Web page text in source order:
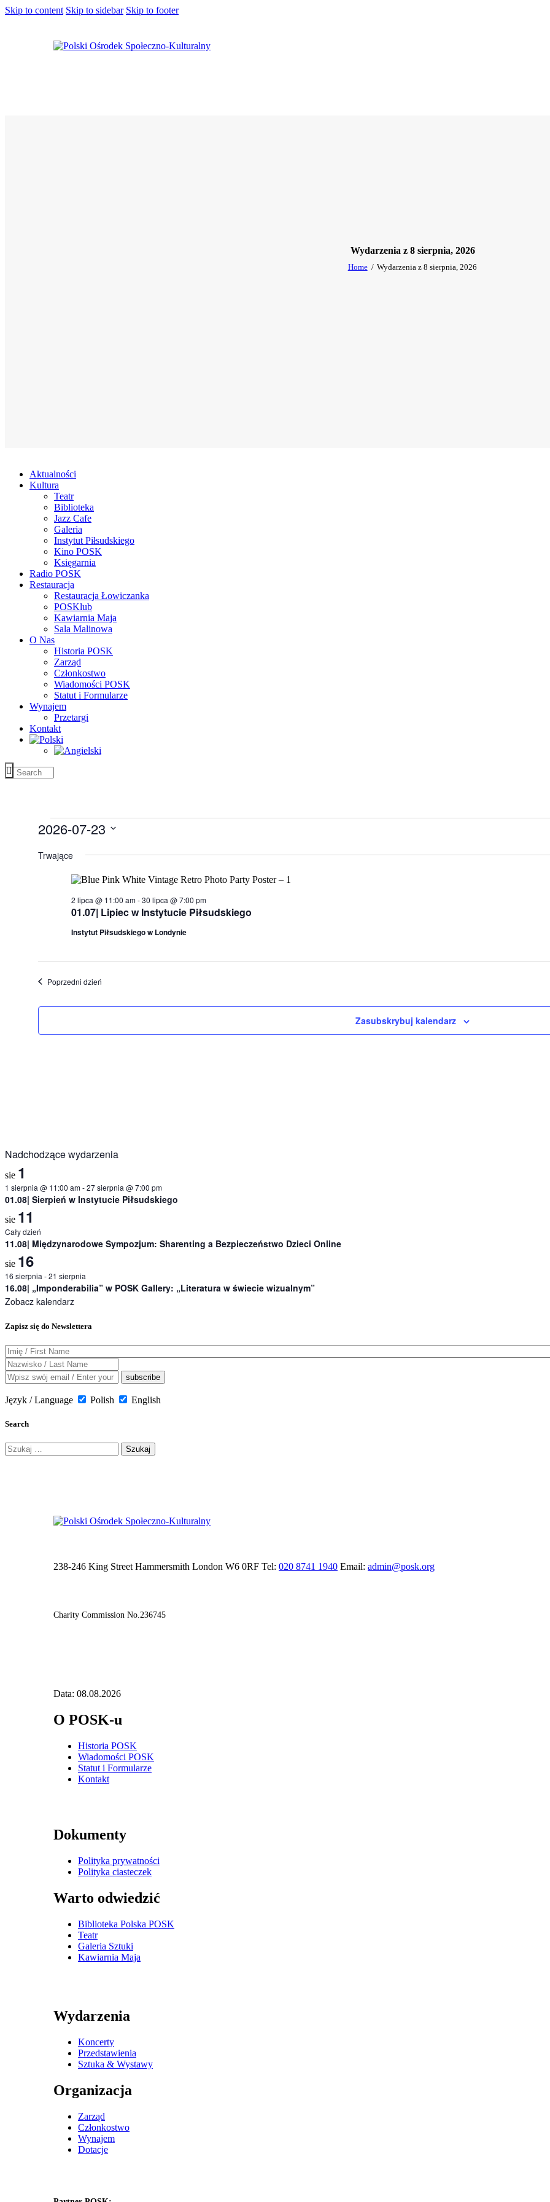
Skip to content Skip to sidebar Skip to footer
Wydarzenia z 8 sierpnia, 2026
Home Wydarzenia z 8 sierpnia, 2026
Aktualności
Kultura
Teatr
Biblioteka
Jazz Cafe
Galeria
Instytut Piłsudskiego
Kino POSK
Księgarnia
Radio POSK
Restauracja
Restauracja Łowiczanka
POSKlub
Kawiarnia Maja
Sala Malinowa
O Nas
Historia POSK
Zarząd
Członkostwo
Wiadomości POSK
Statut i Formularze
Wynajem
Przetargi
Kontakt
Wydarzenia
for
23
lipca,
2026-07-23
datę.
Trwające
01.07| Lipiec w Instytucie Piłsudskiego
2 lipca @ 11:00 am-30 lipca @ 7:00 pm
Instytut Piłsudskiego w Londynie
Poprzedni dzień
Zasubskrybuj kalendarz
Nadchodzące wydarzenia
sie 1
1 sierpnia @ 11:00 am-27 sierpnia @ 7:00 pm
01.08| Sierpień w Instytucie Piłsudskiego
sie 11
Cały dzień
11.08| Międzynarodowe Sympozjum: Sharenting a Bezpieczeństwo Dzieci Online
sie 16
16 sierpnia -21 sierpnia
16.08| „Imponderabilia” w POSK Gallery: „Literatura w świecie wizualnym”
Zobacz kalendarz
Zapisz się do Newslettera
Język / Language Polish English
Search
Szukaj:
238-246 King Street Hammersmith London W6 0RF Tel: 020 8741 1940 Email: admin@posk.org
Charity Commission No.236745
Data: 08.08.2026
O POSK-u
Historia POSK
Wiadomości POSK
Statut i Formularze
Kontakt
Dokumenty
Polityka prywatności
Polityka ciasteczek
Warto odwiedzić
Biblioteka Polska POSK
Teatr
Galeria Sztuki
Kawiarnia Maja
Wydarzenia
Koncerty
Przedstawienia
Sztuka & Wystawy
Organizacja
Zarząd
Członkostwo
Wynajem
Dotacje